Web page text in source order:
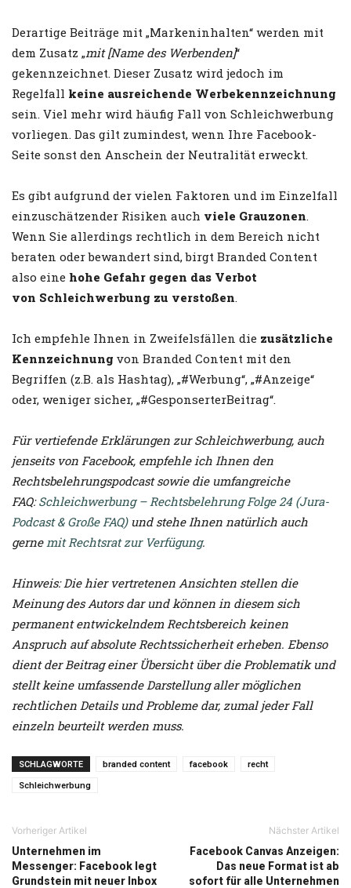
Derartige Beiträge mit „Markeninhalten“ werden mit
dem Zusatz „mit [Name des Werbenden]“
gekennzeichnet. Dieser Zusatz wird jedoch im
Regelfall keine ausreichende Werbekennzeichnung
sein. Viel mehr wird häufig Fall von Schleichwerbung
vorliegen. Das gilt zumindest, wenn Ihre Facebook-
Seite sonst den Anschein der Neutralität erweckt.
Es gibt aufgrund der vielen Faktoren und im Einzelfall
einzuschätzender Risiken auch viele Grauzonen.
Wenn Sie allerdings rechtlich in dem Bereich nicht
beraten oder bewandert sind, birgt Branded Content
also eine hohe Gefahr gegen das Verbot
von Schleichwerbung zu verstoßen.
Ich empfehle Ihnen in Zweifelsfällen die zusätzliche
Kennzeichnung von Branded Content mit den
Begriffen (z.B. als Hashtag), „#Werbung“, „#Anzeige“
oder, weniger sicher, „#GesponserterBeitrag“.
Für vertiefende Erklärungen zur Schleichwerbung, auch
jenseits von Facebook, empfehle ich Ihnen den
Rechtsbelehrungspodcast sowie die umfangreiche
FAQ:Schleichwerbung – Rechtsbelehrung Folge 24 (Jura-
Podcast & Große FAQ)und stehe Ihnen natürlich auch
gerne mit Rechtsrat zur Verfügung.
Hinweis: Die hier vertretenen Ansichten stellen die
Meinung des Autors dar und können in diesem sich
permanent entwickelndem Rechtsbereich keinen
Anspruch auf absolute Rechtssicherheit erheben. Ebenso
dient der Beitrag einer Übersicht über die Problematik und
stellt keine umfassende Darstellung aller möglichen
rechtlichen Details und Probleme dar, zumal jeder Fall
einzeln beurteilt werden muss.
SCHLAGWORTE branded content facebook recht
Schleichwerbung
Vorheriger Artikel
Unternehmen im
Messenger: Facebook legt
Grundstein mit neuer Inbox
Nächster Artikel
Facebook Canvas Anzeigen:
Das neue Format ist ab
sofort für alle Unternehmen